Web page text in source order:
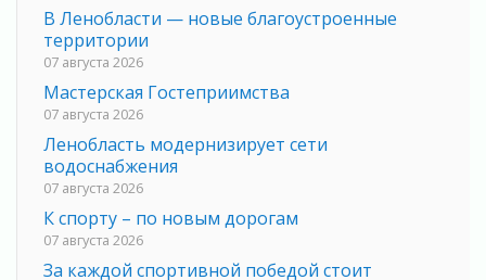
В Ленобласти — новые благоустроенные
территории
07 августа 2026
Мастерская Гостеприимства
07 августа 2026
Ленобласть модернизирует сети
водоснабжения
07 августа 2026
К спорту – по новым дорогам
07 августа 2026
За каждой спортивной победой стоит